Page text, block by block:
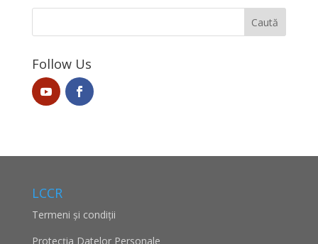
Follow Us
LCCR
Termeni și condiții
Protecţia Datelor Personale